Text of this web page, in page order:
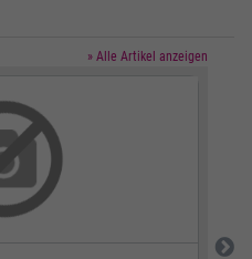
» Alle Artikel anzeigen